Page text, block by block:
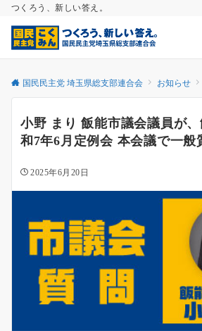
つくろう、新しい答え。
国民民主党 埼玉県総支部連合会 お知らせ
小野 まり 飯能市議会議員が
和7年6月定例会 本会議で一般
2025年6月20日